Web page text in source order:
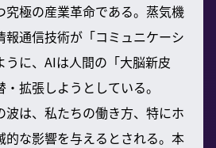
究極の産業革命である。蒸気機
報通信技術が「コミュニケーシ
うに、AIは人間の「大脳新皮
拡張しようとしている。
波は、私たちの働き方、特にホ
的な影響を与えるとされる。本